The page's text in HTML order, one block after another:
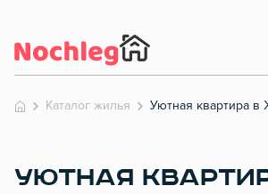
Каталог жилья Уютная квартира в
УЮТНАЯ